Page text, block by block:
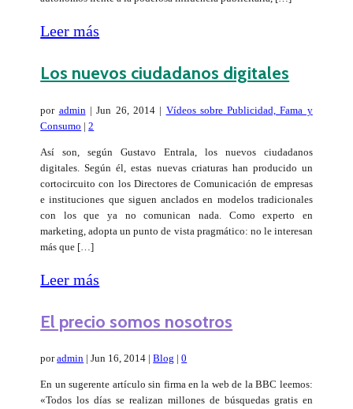
Leer más
Los nuevos ciudadanos digitales
por admin |Jun 26, 2014| Vídeos sobre Publicidad, Fama y
Consumo |2
Así son, según Gustavo Entrala, los nuevos ciudadanos
digitales. Según él, estas nuevas criaturas han producido un
cortocircuito con los Directores de Comunicación de empresas
e instituciones que siguen anclados en modelos tradicionales
con los que ya no comunican nada. Como experto en
marketing, adopta un punto de vista pragmático: no le interesan
más que […]
Leer más
El precio somos nosotros
poradmin |Jun 16, 2014 |Blog |0
En un sugerente artículo sin firma en la web de la BBC leemos:
«Todos los días se realizan millones de búsquedas gratis en